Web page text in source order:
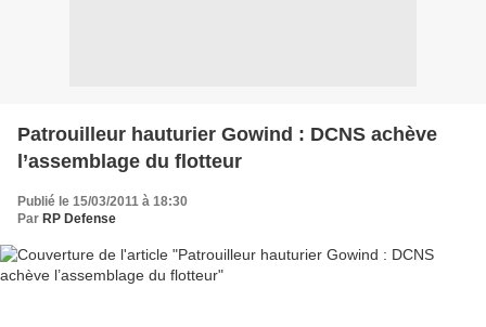
Patrouilleur hauturier Gowind : DCNS achève
l’assemblage du flotteur
Publié le 15/03/2011 à 18:30
Par RP Defense